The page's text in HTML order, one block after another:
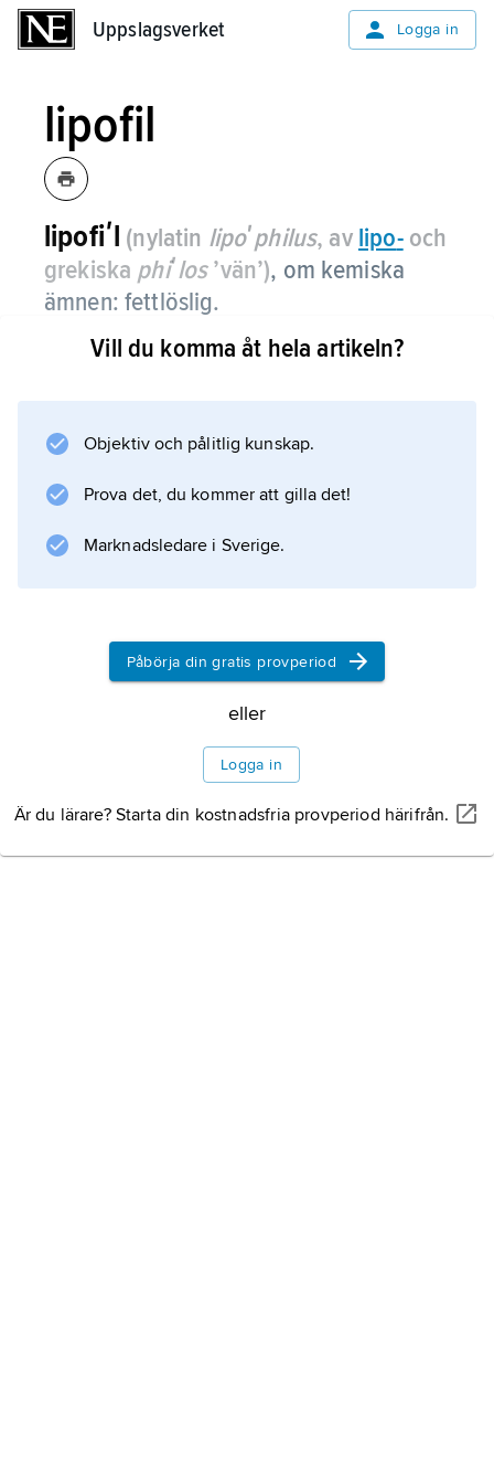
Uppslagsverket Logga in
lipofil
lipofiʹl (nylatin lipoʹphilus, av lipo-och
grekiska phiʹlos’vän’), om kemiska
ämnen: fettlöslig.
Information om artikeln
Vill du komma åt hela artikeln?
Objektiv och pålitlig kunskap.
Prova det, du kommer att gilla det!
Marknadsledare i Sverige.
Påbörja din gratis provperiod
eller
Logga in
Är du lärare? Starta din kostnadsfria provperiod härifrån.